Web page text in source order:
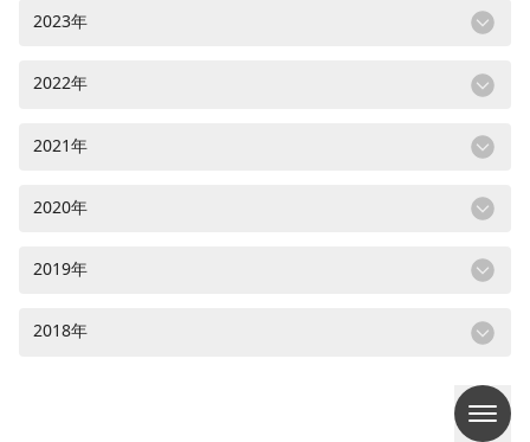
2023年
2022年
2021年
2020年
2019年
2018年